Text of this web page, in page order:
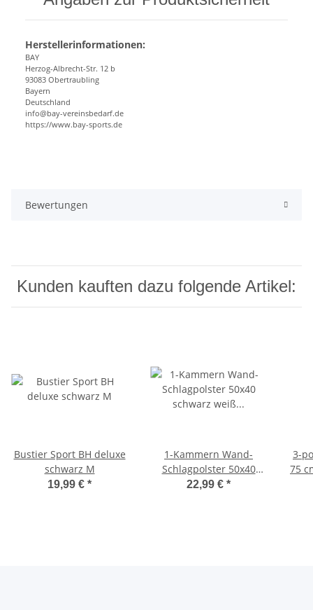
Herstellerinformationen:
BAY
Herzog-Albrecht-Str. 12 b
93083 Obertraubling
Bayern
Deutschland
info@bay-vereinsbedarf.de
https://www.bay-sports.de
Bewertungen
Kunden kauften dazu folgende Artikel:
Bustier Sport BH deluxe
schwarz M
19,99 € *
1-Kammern Wand-
Schlagpolster 50x40
schwarz weiß fertig
22,99 € *
3-
75